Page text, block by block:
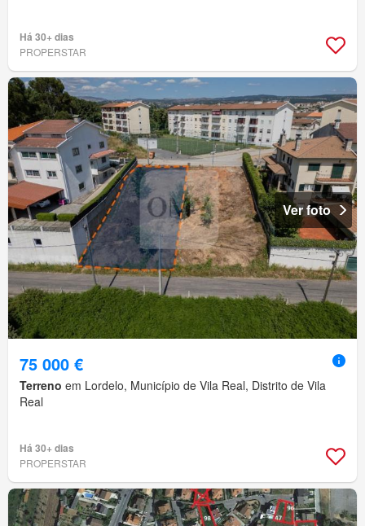
Há 30+ dias
PROPERSTAR
Ver foto
75 000 €
Terreno em Lordelo, Município de Vila Real, Distrito de Vila
Real
Há 30+ dias
PROPERSTAR